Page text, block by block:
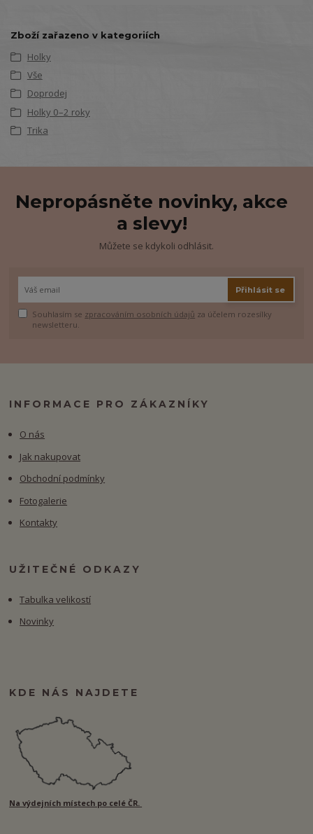
Zboží zařazeno v kategoriích
Holky
Vše
Doprodej
Holky 0–2 roky
Trika
Nepropásněte novinky, akce
a slevy!
Můžete se kdykoli odhlásit.
Přihlásit se
Souhlasím se zpracováním osobních údajů za účelem rozesílky
newsletteru.
INFORMACE PRO ZÁKAZNÍKY
O nás
Jak nakupovat
Obchodní podmínky
Fotogalerie
Kontakty
UŽITEČNÉ ODKAZY
Tabulka velikostí
Novinky
KDE NÁS NAJDETE
Na výdejních místech po celé ČR.